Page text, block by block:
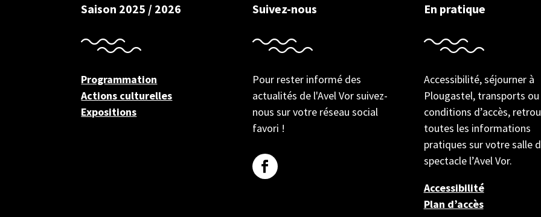
Saison 2025 / 2026
Programmation
Actions culturelles
Expositions
Suivez-nous
Pour rester informé des
actualités de l'Avel Vor suivez-
nous sur votre réseau social
favori !
En pratique
Accessibilité, séjourner à
Plougastel, transports ou
conditions d’accès,
toutes les informations
pratiques sur votre salle
spectacle l’Avel Vor.
Accessibilité
Plan d’accès